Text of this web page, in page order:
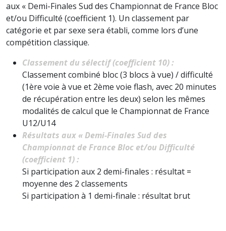
aux « Demi-Finales Sud des Championnat de France Bloc
et/ou Difficulté (coefficient 1). Un classement par
catégorie et par sexe sera établi, comme lors d’une
compétition classique.
Classement du sélectif (coefficient 10) :
Classement combiné bloc (3 blocs à vue) / difficulté
(1ère voie à vue et 2ème voie flash, avec 20 minutes
de récupération entre les deux) selon les mêmes
modalités de calcul que le Championnat de France
U12/U14
Résultats aux « Demi-Finales Sud des
Championnat de France Bloc et/ou Difficulté
(coefficient 1) :
Si participation aux 2 demi-finales : résultat =
moyenne des 2 classements
Si participation à 1 demi-finale : résultat brut